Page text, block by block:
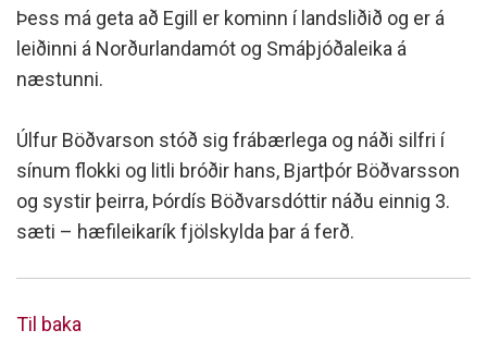
Þess má geta að Egill er kominn í landsliðið og er á
leiðinni á Norðurlandamót og Smáþjóðaleika á
næstunni.
Úlfur Böðvarson stóð sig frábærlega og náði silfri í
sínum flokki og litli bróðir hans, Bjartþór Böðvarsson
og systir þeirra, Þórdís Böðvarsdóttir náðu einnig 3.
sæti – hæfileikarík fjölskylda þar á ferð.
Til baka